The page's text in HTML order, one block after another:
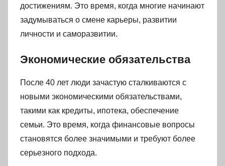
достижениям. Это время, когда многие начинают
задумываться о смене карьеры, развитии
личности и саморазвитии.
Экономические обязательства
После 40 лет люди зачастую сталкиваются с
новыми экономическими обязательствами,
такими как кредиты, ипотека, обеспечение
семьи. Это время, когда финансовые вопросы
становятся более значимыми и требуют более
серьезного подхода.